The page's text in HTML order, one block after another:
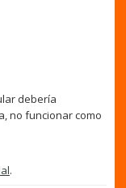
debería
no funcionar como
.